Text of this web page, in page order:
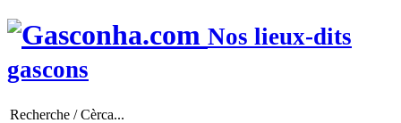
Nos lieux-dits
gascons
Recherche / Cèrca...